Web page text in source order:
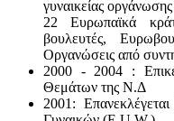
γυναικείας
22 Ευρωπαϊκά
βουλευτές,
Οργανώσεις από
2000 - 2004 :
Θεμάτων της Ν.Δ
2001: